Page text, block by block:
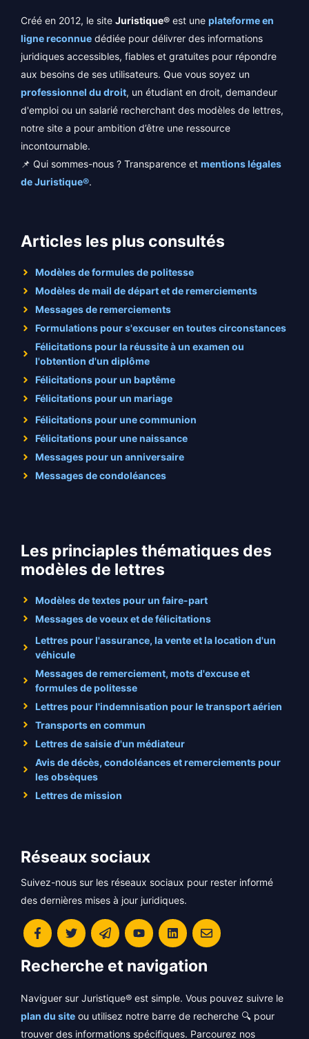
Créé en 2012, le site Juristique® est une plateforme en
ligne reconnue dédiée pour délivrer des informations
juridiques accessibles, fiables et gratuites pour répondre
aux besoins de ses utilisateurs. Que vous soyez un
professionnel du droit, un étudiant en droit, demandeur
d'emploi ou un salarié recherchant des modèles de lettres,
notre site a pour ambition d’être une ressource
incontournable.
📌 Qui sommes-nous ? Transparence et mentions légales
de Juristique®.
Articles les plus consultés
Modèles de formules de politesse
Modèles de mail de départ et de remerciements
Messages de remerciements
Formulations pour s'excuser en toutes circonstances
Félicitations pour la réussite à un examen ou
l'obtention d'un diplôme
Félicitations pour un baptême
Félicitations pour un mariage
Félicitations pour une communion
Félicitations pour une naissance
Messages pour un anniversaire
Messages de condoléances
Les princiaples thématiques des
modèles de lettres
Modèles de textes pour un faire-part
Messages de voeux et de félicitations
Lettres pour l'assurance, la vente et la location d'un
véhicule
Messages de remerciement, mots d'excuse et
formules de politesse
Lettres pour l'indemnisation pour le transport aérien
Transports en commun
Lettres de saisie d'un médiateur
Avis de décès, condoléances et remerciements pour
les obsèques
Lettres de mission
Réseaux sociaux
Suivez-nous sur les réseaux sociaux pour rester informé
des dernières mises à jour juridiques.
Recherche et navigation
Naviguer sur Juristique® est simple. Vous pouvez suivre le
plan du site ou utilisez notre barre de recherche 🔍 pour
trouver des informations spécifiques. Parcourez nos